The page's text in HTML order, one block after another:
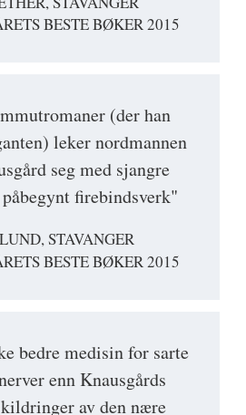
BESTE BØKER 2015
(der han
leker nordmannen
seg med sjangre
firebindsverk"
STAVANGER
BESTE BØKER 2015
bedre medisin for sarte
enn Knausgårds
av den nære